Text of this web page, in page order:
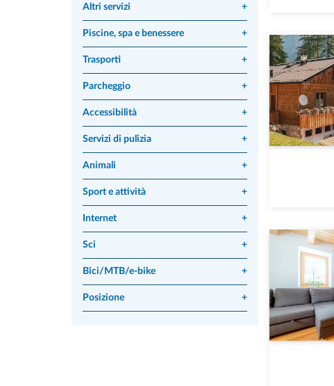
Altri servizi +
Piscine, spa e benessere +
Trasporti +
Parcheggio +
Accessibilità +
Servizi di pulizia +
Animali +
Sport e attività +
Internet +
Sci +
Bici/MTB/e-bike +
Posizione +